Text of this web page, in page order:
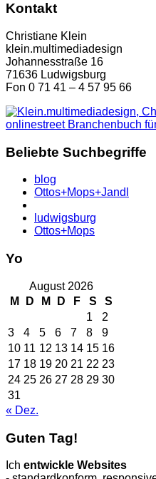
Kontakt
Christiane Klein
klein.multimediadesign
Johannesstraße 16
71636 Ludwigsburg
Fon 0 71 41 – 4 57 95 66
Beliebte Suchbegriffe
blog
Ottos+Mops+Jandl
ludwigsburg
Ottos+Mops
Yo
August 2026
M
D M D F S
S
1
2
3
4 5 6 7 8
9
10 11 12 13 14 15 16
17 18 19 20 21 22 23
24 25 26 27 28 29 30
31
« Dez.
Guten Tag!
Ich entwickle Websites